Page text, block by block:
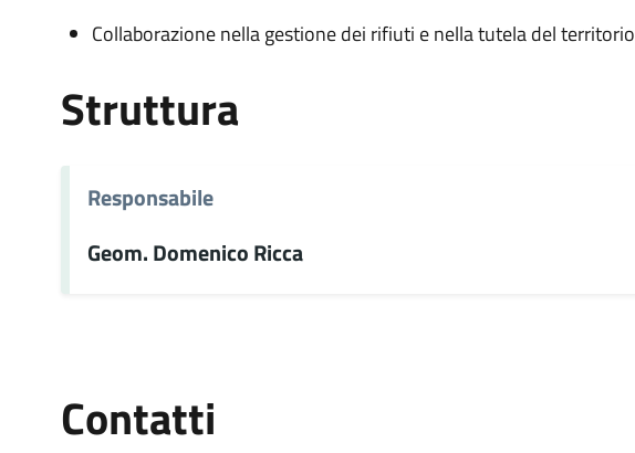
Collaborazione nella gestione dei rifiuti e nella tutela del territorio
Struttura
Responsabile
Geom. Domenico Ricca
Contatti